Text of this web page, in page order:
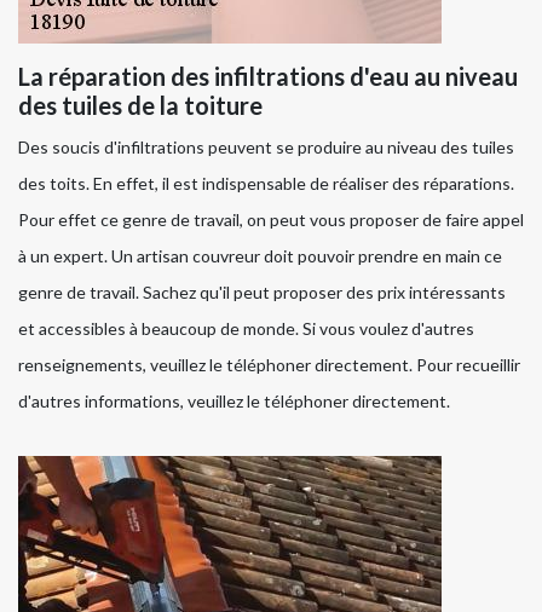
La réparation des infiltrations d'eau au niveau
des tuiles de la toiture
Des soucis d'infiltrations peuvent se produire au niveau des tuiles
des toits. En effet, il est indispensable de réaliser des réparations.
Pour effet ce genre de travail, on peut vous proposer de faire appel
à un expert. Un artisan couvreur doit pouvoir prendre en main ce
genre de travail. Sachez qu'il peut proposer des prix intéressants
et accessibles à beaucoup de monde. Si vous voulez d'autres
renseignements, veuillez le téléphoner directement. Pour recueillir
d'autres informations, veuillez le téléphoner directement.